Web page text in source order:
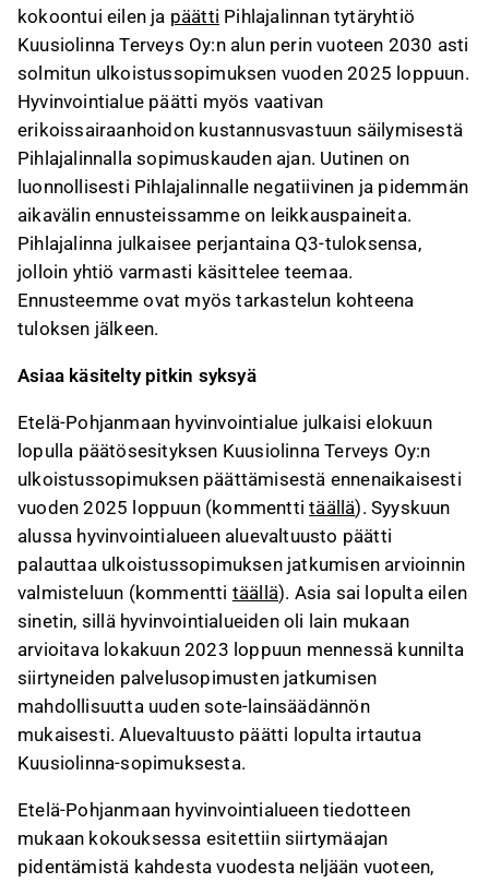
kokoontui eilen ja päätti Pihlajalinnan tytäryhtiö
Kuusiolinna Terveys Oy:n alun perin vuoteen 2030 asti
solmitun ulkoistussopimuksen vuoden 2025 loppuun.
Hyvinvointialue päätti myös vaativan
erikoissairaanhoidon kustannusvastuun säilymisestä
Pihlajalinnalla sopimuskauden ajan. Uutinen on
luonnollisesti Pihlajalinnalle negatiivinen ja pidemmän
aikavälin ennusteissamme on leikkauspaineita.
Pihlajalinna julkaisee perjantaina Q3-tuloksensa,
jolloin yhtiö varmasti käsittelee teemaa.
Ennusteemme ovat myös tarkastelun kohteena
tuloksen jälkeen.
Asiaa käsitelty pitkin syksyä
Etelä-Pohjanmaan hyvinvointialue julkaisi elokuun
lopulla päätösesityksen Kuusiolinna Terveys Oy:n
ulkoistussopimuksen päättämisestä ennenaikaisesti
vuoden 2025 loppuun (kommenttitäällä). Syyskuun
alussa hyvinvointialueen aluevaltuusto päätti
palauttaa ulkoistussopimuksen jatkumisen arvioinnin
valmisteluun (kommentti täällä). Asia sai lopulta eilen
sinetin, sillä hyvinvointialueiden oli lain mukaan
arvioitava lokakuun 2023 loppuun mennessä kunnilta
siirtyneiden palvelusopimusten jatkumisen
mahdollisuutta uuden sote-lainsäädännön
mukaisesti. Aluevaltuusto päätti lopulta irtautua
Kuusiolinna-sopimuksesta.
Etelä-Pohjanmaan hyvinvointialueen tiedotteen
mukaan kokouksessa esitettiin siirtymäajan
pidentämistä kahdesta vuodesta neljään vuoteen,